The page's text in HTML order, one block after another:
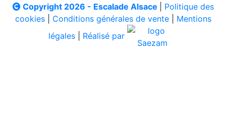
Copyright 2026 - Escalade Alsace
Politique des
cookies| Conditions générales de vente| Mentions
légales
Réalisé par